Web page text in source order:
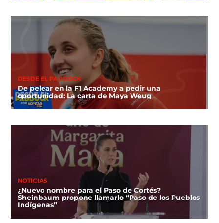
DESDE EL PADDOCK
De pelear en la F1 Academy a pedir una
oportunidad: La carta de Maya Weug
NOTICIAS
¿Nuevo nombre para el Paso de Cortés?
Sheinbaum propone llamarlo “Paso de los Pueblos
Indígenas”